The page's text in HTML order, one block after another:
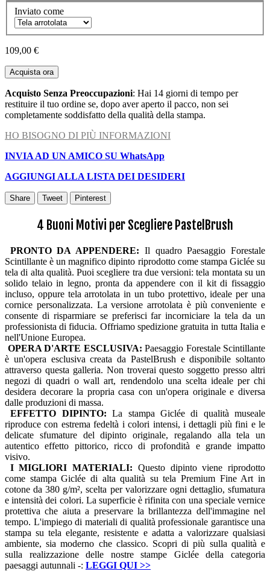
Inviato come
109,00 €
Acquista ora
Acquisto Senza Preoccupazioni: Hai 14 giorni di tempo per
restituire il tuo ordine se, dopo aver aperto il pacco, non sei
completamente soddisfatto della qualità della stampa.
HO BISOGNO DI PIÙ INFORMAZIONI
INVIA AD UN AMICO SU WhatsApp
AGGIUNGI ALLA LISTA DEI DESIDERI
Share Tweet Pinterest
4 Buoni Motivi per Scegliere PastelBrush
PRONTO DA APPENDERE: Il quadro Paesaggio Forestale
Scintillante è un magnifico dipinto riprodotto come stampa Giclée su
tela di alta qualità. Puoi scegliere tra due versioni: tela montata su un
solido telaio in legno, pronta da appendere con il kit di fissaggio
incluso, oppure tela arrotolata in un tubo protettivo, ideale per una
cornice personalizzata. La versione arrotolata è più conveniente e
consente di risparmiare se preferisci far incorniciare la tela da un
professionista di fiducia. Offriamo spedizione gratuita in tutta Italia e
nell'Unione Europea.
OPERA D'ARTE ESCLUSIVA: Paesaggio Forestale Scintillante
è un'opera esclusiva creata da PastelBrush e disponibile soltanto
attraverso questa galleria. Non troverai questo soggetto presso altri
negozi di quadri o wall art, rendendolo una scelta ideale per chi
desidera decorare la propria casa con un'opera originale e diversa
dalle produzioni di massa.
EFFETTO DIPINTO: La stampa Giclée di qualità museale
riproduce con estrema fedeltà i colori intensi, i dettagli più fini e le
delicate sfumature del dipinto originale, regalando alla tela un
autentico effetto pittorico, ricco di profondità e grande impatto
visivo.
I MIGLIORI MATERIALI: Questo dipinto viene riprodotto
come stampa Giclée di alta qualità su tela Premium Fine Art in
cotone da 380 g/m², scelta per valorizzare ogni dettaglio, sfumatura
e intensità dei colori. La superficie è rifinita con una speciale vernice
protettiva che aiuta a preservare la brillantezza dell'immagine nel
tempo. L'impiego di materiali di qualità professionale garantisce una
stampa su tela elegante, resistente e adatta a valorizzare qualsiasi
ambiente, sia moderno che classico. Scopri di più sulla qualità e
sulla realizzazione delle nostre stampe Giclée della categoria
paesaggi autunnali -: LEGGI QUI >>